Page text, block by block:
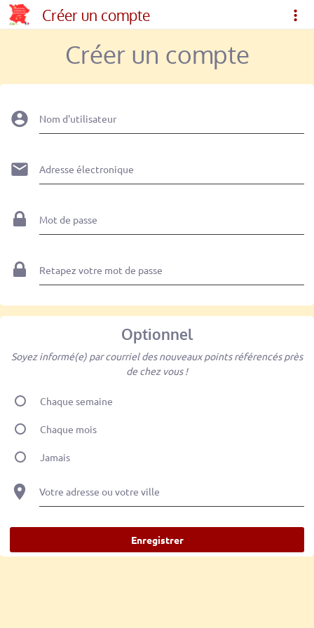
Créer un compte
Créer un compte
Nom d'utilisateur
Adresse électronique
Mot de passe
Retapez votre mot de passe
Optionnel
Soyez informé(e) par courriel des nouveaux points référencés près
de chez vous !
Chaque semaine
Chaque mois
Jamais
Votre adresse ou votre ville